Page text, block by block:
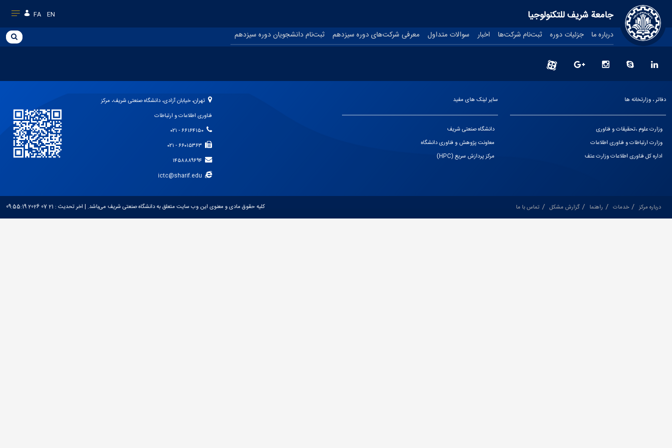
جامعة شريف للتكنولوجيا FA EN
درباره ما جزئیات دوره ثبت‌نام شرکت‌ها اخبار سوالات متداول معرفی شرکت‌های دوره سیزدهم ثبت‌نام دانشجویان دوره سیزدهم
دفاتر ، وزارتخانه ها
وزارت علوم ،تحقیقات و فناوری
وزارت ارتباطات و فناوری اطلاعات
اداره کل فناوری اطلاعات وزارت عتف
سایر لینک های مفید
دانشگاه صنعتی شریف
معاونت پژوهش و فناوری دانشگاه
مرکز پردازش سریع (HPC)
تهران، خیابان آزادی، دانشگاه صنعتی شریف، مرکز
فناوری اطلاعات و ارتباطات
درباره مرکز خدمات راهنما گزارش مشکل تماس با ما کلیه حقوق مادی و معنوی این وب سایت متعلق به دانشگاه صنعتی شریف می‌باشد. | اخر تحديث : 21 07 2026 09:55:19